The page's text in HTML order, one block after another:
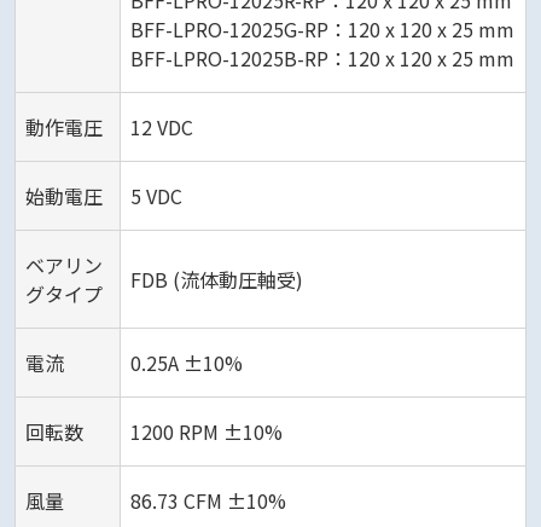
BFF-LPRO-12025G-RP：120 x 120 x 25 mm
BFF-LPRO-12025B-RP：120 x 120 x 25 mm
動作電圧 12 VDC
始動電圧 5 VDC
ベアリン
グタイプ
FDB (流体動圧軸受)
電流 0.25A ±10%
回転数 1200 RPM ±10%
風量 86.73 CFM ±10%